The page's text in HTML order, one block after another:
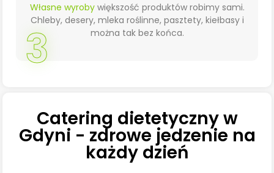
Własne wyrobywiększość produktów robimy sami.
Chleby, desery, mleka roślinne, pasztety, kiełbasy i
można tak bez końca.
3
Catering dietetyczny w
Gdyni - zdrowe jedzenie na
każdy dzień